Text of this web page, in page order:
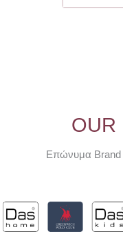
OUR
Επώνυμα Brand